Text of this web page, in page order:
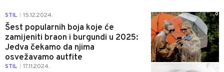
STIL 15.12.2024.
Šest popularnih boja koje će
zamijeniti braon i burgundi u 2025:
Jedva čekamo da njima
osvežavamo autfite
0
STIL 17.11.2024.